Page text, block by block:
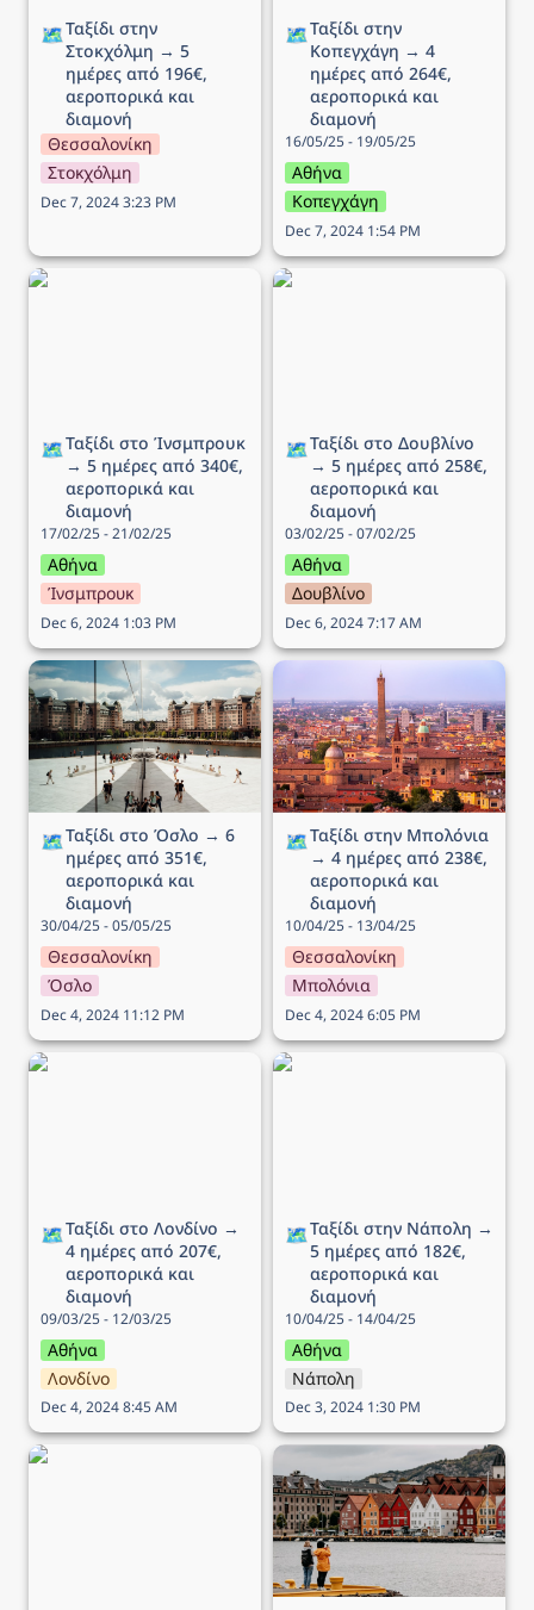
🗺️Ταξίδι στην
Στοκχόλμη → 5
ημέρες από 196€,
αεροπορικά και
διαμονή
Θεσσαλονίκη
Στοκχόλμη
Dec 7, 2024 3:23 PM
🗺️Ταξίδι στην
Κοπεγχάγη → 4
ημέρες από 264€,
αεροπορικά και
διαμονή
16/05/25 - 19/05/25
Αθήνα
Κοπεγχάγη
Dec 7, 2024 1:54 PM
Ταξίδι στo Ίνσμπρουκ →
🗺️Ταξίδι στo Ίνσμπρουκ
→ 5 ημέρες από 340€,
αεροπορικά και
διαμονή
17/02/25 - 21/02/25
Αθήνα
Ίνσμπρουκ
Dec 6, 2024 1:03 PM
Ταξίδι στο Δουβλίνο → 5
🗺️Ταξίδι στο Δουβλίνο
→ 5 ημέρες από 258€,
αεροπορικά και
διαμονή
03/02/25 - 07/02/25
Αθήνα
Δουβλίνο
Dec 6, 2024 7:17 AM
Ταξίδι στο Όσλο → 6
ημέρες από 351€,
αεροπορικά και διαμονή
🗺️Ταξίδι στο Όσλο → 6
ημέρες από 351€,
αεροπορικά και
διαμονή
30/04/25 - 05/05/25
Θεσσαλονίκη
Όσλο
Dec 4, 2024 11:12 PM
Ταξίδι στην Μπολόνια →
4 ημέρες από 238€,
αεροπορικά και διαμονή
🗺️Ταξίδι στην Μπολόνια
→ 4 ημέρες από 238€,
αεροπορικά και
διαμονή
10/04/25 - 13/04/25
Θεσσαλονίκη
Μπολόνια
Dec 4, 2024 6:05 PM
Ταξίδι στο Λονδίνο → 4
🗺️Ταξίδι στο Λονδίνο →
4 ημέρες από 207€,
αεροπορικά και
διαμονή
09/03/25 - 12/03/25
Αθήνα
Λονδίνο
Dec 4, 2024 8:45 AM
Ταξίδι στην Νάπολη → 5
🗺️Ταξίδι στην Νάπολη →
5 ημέρες από 182€,
αεροπορικά και
διαμονή
10/04/25 - 14/04/25
Αθήνα
Νάπολη
Dec 3, 2024 1:30 PM
Ταξίδι στο Ντουμπρόβνικ
Ταξίδι στo Μπέργκεν → 6
ημέρες από 336€,
αεροπορικά και διαμονή